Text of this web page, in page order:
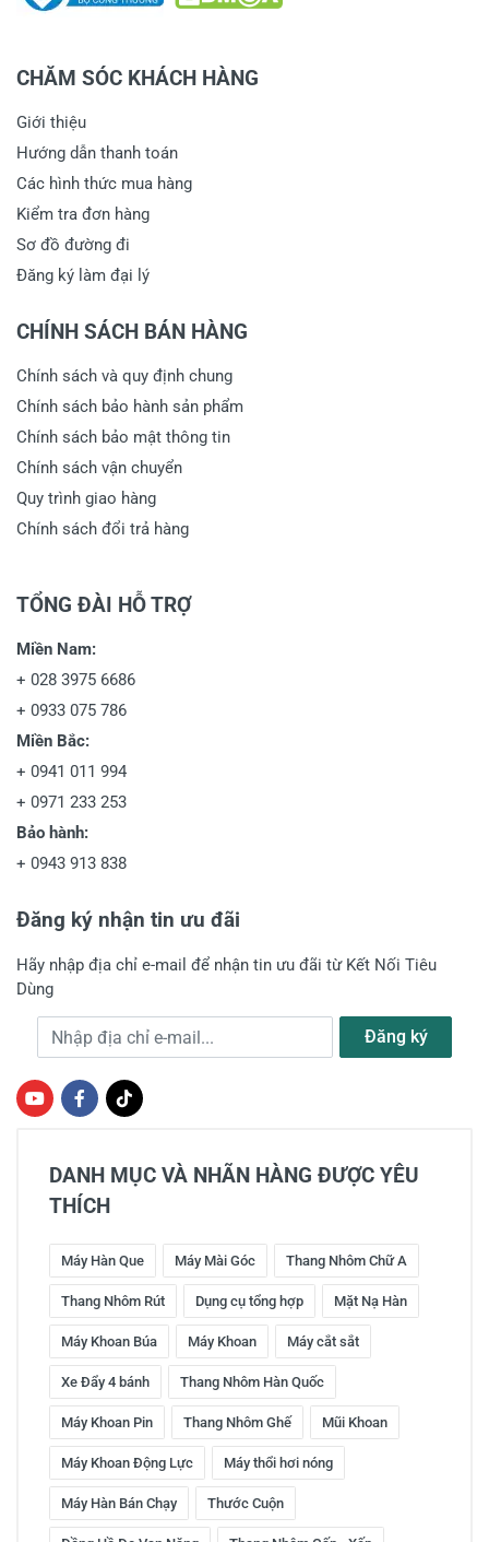
CHĂM SÓC KHÁCH HÀNG
Giới thiệu
Hướng dẫn thanh toán
Các hình thức mua hàng
Kiểm tra đơn hàng
Sơ đồ đường đi
Đăng ký làm đại lý
CHÍNH SÁCH BÁN HÀNG
Chính sách và quy định chung
Chính sách bảo hành sản phẩm
Chính sách bảo mật thông tin
Chính sách vận chuyển
Quy trình giao hàng
Chính sách đổi trả hàng
TỔNG ĐÀI HỖ TRỢ
Miền Nam:
+ 028 3975 6686
+ 0933 075 786
Miền Bắc:
+ 0941 011 994
+ 0971 233 253
Bảo hành:
+ 0943 913 838
Đăng ký nhận tin ưu đãi
Hãy nhập địa chỉ e-mail để nhận tin ưu đãi từ Kết Nối Tiêu
Dùng
Địa chỉ e-mail Đăng ký
DANH MỤC VÀ NHÃN HÀNG ĐƯỢC YÊU
THÍCH
Máy Hàn Que Máy Mài Góc Thang Nhôm Chữ A
Thang Nhôm Rút Dụng cụ tổng hợp Mặt Nạ Hàn
Máy Khoan Búa Máy Khoan Máy cắt sắt
Xe Đẩy 4 bánh Thang Nhôm Hàn Quốc
Máy Khoan Pin Thang Nhôm Ghế Mũi Khoan
Máy Khoan Động Lực Máy thổi hơi nóng
Máy Hàn Bán Chạy Thước Cuộn